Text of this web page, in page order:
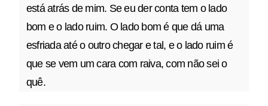
está atrás de mim. Se eu der conta tem o lado
bom e o lado ruim. O lado bom é que dá uma
esfriada até o outro chegar e tal, e o lado ruim é
que se vem um cara com raiva, com não sei o
quê.